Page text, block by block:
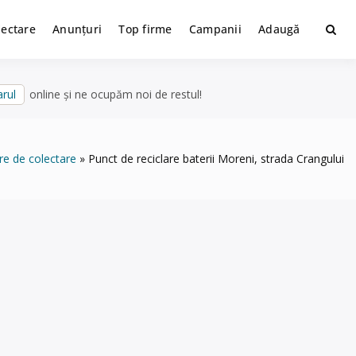
Anunțuri Top firme Campanii Adaugă
online și ne ocupăm noi de restul!
de colectare Punct de reciclare baterii Moreni, strada Crangului